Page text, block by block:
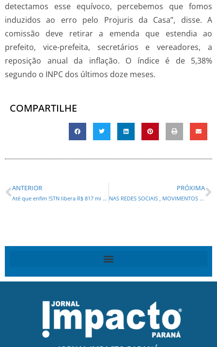
detectamos esse equívoco, percebemos que fomos
induzidos ao erro pelo Projuris da Casa”, disse. A
comissão deve retirar a emenda que estendia ao
prefeito, vice-prefeita, secretários e vereadores, a
reposição anual da inflação. O índice é de 5,38%
segundo o INPC dos últimos doze meses.
COMPARTILHE
ANTERIOR
Até que enfim !STN libera R$ 817 mi ao PR
PRÓXIMA
NAS REDES SOCIAIS , MOVIMENTOS SE AGITAM PARA RECEBER DILMA EM CURITIBA